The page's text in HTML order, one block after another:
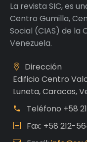
La revista SIC, es
Centro Gumilla,
Social (CIAS) de la
Venezuela.
Dirección
Edificio Centro
Luneta, Caracas,
Teléfono +58
Fax: +58 212-